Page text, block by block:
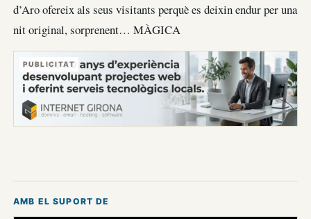
d’Aro ofereix als seus visitants perquè es deixin endur per una
nit original, sorprenent… MÀGICA
PUBLICITAT
AMB EL SUPORT DE